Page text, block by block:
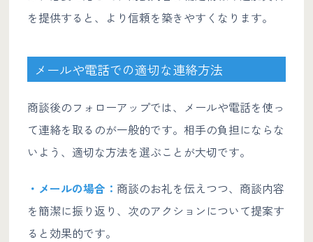
を提供すると、より信頼を築きやすくなります。
メールや電話での適切な連絡方法
商談後のフォローアップでは、メールや電話を使っ
て連絡を取るのが一般的です。相手の負担にならな
いよう、適切な方法を選ぶことが大切です。
・メールの場合： 商談のお礼を伝えつつ、商談内容
を簡潔に振り返り、次のアクションについて提案す
ると効果的です。